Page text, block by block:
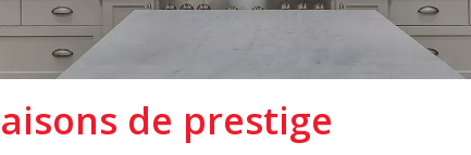
de prestige